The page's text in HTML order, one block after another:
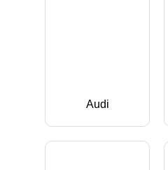
Audi